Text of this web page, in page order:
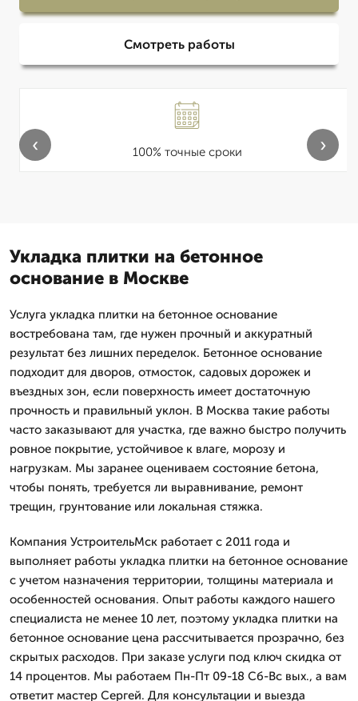
Смотреть работы
100% точные сроки
‹ ›
Укладка плитки на бетонное
основание в Москве
Услуга укладка плитки на бетонное основание
востребована там, где нужен прочный и аккуратный
результат без лишних переделок. Бетонное основание
подходит для дворов, отмосток, садовых дорожек и
въездных зон, если поверхность имеет достаточную
прочность и правильный уклон. В Москва такие работы
часто заказывают для участка, где важно быстро получить
ровное покрытие, устойчивое к влаге, морозу и
нагрузкам. Мы заранее оцениваем состояние бетона,
чтобы понять, требуется ли выравнивание, ремонт
трещин, грунтование или локальная стяжка.
Компания УстроительМск работает с 2011 года и
выполняет работы укладка плитки на бетонное основание
с учетом назначения территории, толщины материала и
особенностей основания. Опыт работы каждого нашего
специалиста не менее 10 лет, поэтому укладка плитки на
бетонное основание цена рассчитывается прозрачно, без
скрытых расходов. При заказе услуги под ключ скидка от
14 процентов. Мы работаем Пн-Пт 09-18 Сб-Вс вых., а вам
ответит мастер Сергей. Для консультации и выезда